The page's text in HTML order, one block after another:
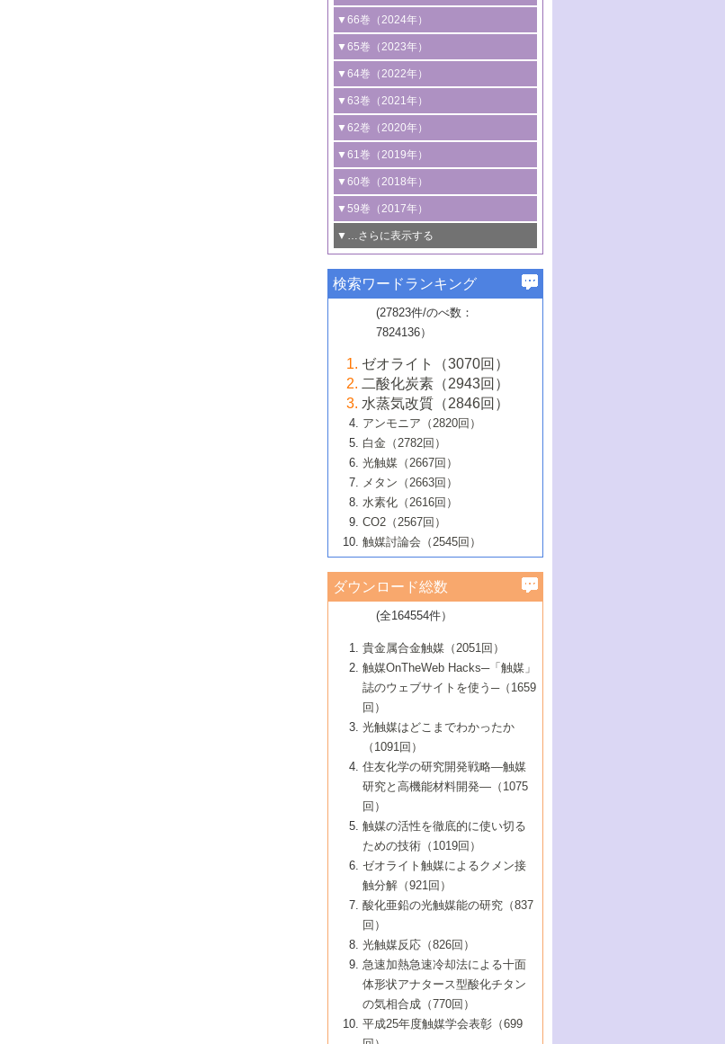
2号 コンピューター技術により加速する
触媒開発
3号 有機分子変換やCO 資源化のための
光触媒に関する最近の研究
B号 第137回触媒討論会（2026年）
1号 CO
水素化によるグリーン燃料/グリ
ーンケミカル製造
2号 水素製造のための水分解技術に関す
る最近の研究
3号 オレフィン系樹脂の精密合成に関す
る最新技術
4号 アルコール類の効率的変換を実現す
る非貴金属触媒の研究動向
5号 ゼオライトの合成と応用における研
究動向
6号 ヘテロ接合界面
B号 第135回触媒討論会（2025年）
▼66巻（2024年）
1号 低次元ナノ構造を有する触媒材料
2号 規制反応場を活用した固体触媒研究
の新展開
3号 未踏分子変換を目指した酸化触媒プ
ロセスの最前線
4号 シンクロトロン放射光および中性子
線を利用した触媒解析技術の最先端
5号 単原子触媒
6号 参照触媒委員会からのお知らせ
B号 第133回触媒討論会（2023年）
▼65巻（2023年）
1号 炭素が関わる触媒機能
2号 プラスチックケミカルリサイクルの
ための触媒技術
3号 非酸化物系金属化合物を基盤とした
触媒材料の開発
4号 格子酸素・格子酸素欠陥を利用した
触媒反応
5号 生体触媒によるエネルギー変換反応
6号 窒素とリンの循環のための触媒・機
能性材料
▼64巻（2022年）
1号 合成ガス製造とCOを用いるケミカル
ズ合成の最新動向
2号 化学品合成のための合金触媒開発
3号 CO の排出削減および有効活用のた
めの触媒技術
4号 若手による情報発信企画～とびたて
若き触媒の研究者たち～（1）
若き触媒の研究者たち～（2）
6号 石油のノーブル・ユースを志向した
触媒技術
大学：オンライン・対面開催）
▼63巻（2021年）
1号 金触媒の新展開
2号 ペロブスカイト
3号 特殊反応場を利用した触媒的分子変
換反応
4号 多孔質材料を用いた触媒の新展開
5号 情報学的手法を用いた触媒開発
6号 カーボンニュートラルに向けた電解
技術
B号 第127回触媒討論会（2021年・オン
ライン開催(Zoom)のみ）
▼62巻（2020年）
1号 触媒設計を拓く欠陥構造のキャラク
タリゼーション
2号 機能化学品製造に資するクリーンな
触媒的酸化反応
3号 水処理のための触媒化学
4号 光触媒を用いた水分解の最新の研究
動向
5号 次世代の触媒プロセスを支えるマイ
6号 メタン転換技術の最新動向
B号 第125回触媒討論会（2020年・工学
院大学）
▼61巻（2019年）
1号 物質移動制御に着目した触媒プロセ
ス開発
2号 CO2 フリー水素サプライチェーンに
関わる触媒開発動向
3号 精密高分子合成に関する最近の研究
動向
4号 バイオマス化成品製造のための触媒
5号 固体触媒による含窒素有機化合物変
換の最前線
6号 貴金属使用量低減に向けた自動車排
ガス浄化触媒の開発
B号 第123回触媒討論会（2019年・大阪
▼60巻（2018年）
1号 固体酸触媒の最新の研究動向
2号 二酸化炭素からの有用化学品合成
3号 ナノ粒子・クラスター触媒の最前線
4号 60周年記念企画
5号 進化するゼオライト合成技術
6号 非貴金属系触媒における電気化学的
B号 第121回触媒討論会（2018年・東京
大学）
▼59巻（2017年）
1号 いたるところに，触媒
最先端技術
3号 無機分離膜材料の開発と触媒反応プ
ロセスへの適用
5号 水素のふるまいを解き明かす最先端
研究
6号 低級アルカンの有効利用のための触
媒技術
B号 第119回触媒討論会（2017年・首都
大学東京）
▼…さらに表示する
1号 ユニークな構造の高分子を生み出す触
2号 リグニンからの化成品製造に向けた触
媒技術
3号 触媒研究の最先端～とびたて若き研究
者たち～（1）
4号 触媒研究の最先端～とびたて若き研究
者たち～（2）
5号 触媒研究の最先端～とびたて若き研究
者たち～（3）
6号 イオニクス材料と燃料電池・電解合成
の最新の研究動向
B号 第117回触媒討論会（2016年・大阪府
立大学）
▼57巻（2015年）
1号 水素キャリアにかかわる触媒技術の新
2号 石油精製用触媒の最近の進展
3号 固体酸化物形燃料電池（SOFC）におけ
るアノード触媒上での燃料直接改質技術
4号 コアシェル構造の制御による触媒機能
5号 工業触媒およびその周辺技術の最近の
進歩
6号 ナノシート
B号 第115回触媒討論会（2015年・成蹊大
▼56巻（2014年）
2号 光触媒反応機構に関する最新の研究動
向
開発動向
4号 人工光合成に向けた近年のアプローチ
5号 未利用熱エネルギーの有効活用に貢献
する触媒技術
6号 ポリオキソメタレート
B号 第113回触媒討論会（2014年・ロワジ
ールホテル豊橋）
1号 高耐久性燃料電池システム用触媒にお
ける新展開
2号 リビングラジカル重合の最近の動向
3号 天然ガスの化学工業的展開に関する触
媒技術
4号 貴金属触媒の精密構造制御とその活用
5号 バイオマス化成品製造のための固体触
6号 ナノ空間─吸着状態解析から新機能開拓
B号 第111回触媒討論会（2013年・関西大
▼54巻（2012年）
1号 規則性多孔体の利用技術における最近
の進歩
2号 第109回触媒討論会
3号 貴金属低減技術の最新動向
4号 貴金属代替技術の最新動向
5号 光触媒による物質変換反応の新展開
6号 グラフェン
7号 水素を利用する化成品合成の新潮流
▼53巻（2011年）
1号 金属学から見る合金触媒の新展開
2号 第107回触媒討論会
3号 触媒のその場観察法の進歩（１）
4号 触媒のその場観察法の進歩（２）
5号 不活性結合の触媒的活性化による有機
合成
6号 新しい固体酸触媒技術
7号 ゼオライト合成における最近の進歩
▼52巻（2010年）
1号 触媒の劣化対策と長寿命触媒開発
2号 第105回触媒討論会
3号 ナノ構造が拓く新機能
4号 活性サイトおよびその環境の精密な設
計による触媒の高機能化
5号 触媒を有効に使うための技術
7号 有機分子触媒による精密有機合成
8号 高機能化ポリオレフィンに向けた重合
触媒の最近の進展
1号 炭素材料－熱い注目を集める材料－
2号 第103回触媒討論会
3号 環境浄化用光触媒の現状と課題
4号 水素社会の実現に向けた水素製造・貯
蔵技術の進歩
5号 CO2が関わる触媒・材料
7号 持続可能社会実現のための触媒および
触媒関連技術
▼50巻（2008年）
1号 触媒化学と学会のこの10年，半世紀，
そして未来
2号 第101回触媒討論会
4号 錯体を利用したユニークな表面構造の
構築と機能
5号 若手会員による触媒研究の未来展望1：
企業編
6号 第102回触媒討論会
7号 触媒・化学反応における計算化学の進
8号 若手研究者による触媒研究の未来展望
2：大学・研究所編
▼49巻（2007年）
1号 含フッ素化合物の合成と触媒
2号 第99回触媒討論会
3号 実用的ファインケミカル合成プロセス
を実現する触媒
5号 こんな物質，あんな物質―新たな触媒
の可能性―
7号 『結晶の化学』を活かした触媒研究
8号 イオン液体の応用
▼48巻（2006年）
1号 固体酸触媒の最近の進歩
2号 第97回触媒討論会
3号 リビング重合触媒の最近の展開
5号 水素製造・貯蔵のための触媒技術の新
しい展開
6号 第98回触媒討論会
7号 基礎化学品製造の触媒技術
8号 多機能型リアクター
1号 最近の触媒担体とその効果
2号 第95回触媒討論会
4号 水分解用光触媒材料
5号 時間分解分光の進歩と応用
6号 第96回触媒討論会
8号 超臨界流体を用いた化学プロセスの新
▼46巻（2004年）
1号 部分酸化反応触媒の最前線
2号 第93回触媒討論会
3号 特殊エネルギー場の触媒反応
4号 生体内における金属の触媒作用
5号 ファインケミカルズの展開に寄与する
6号 第94回触媒討論会
7号 サブナノレベルでみた新しい表面現象
8号 オレフィン重合触媒の新たな展
▼45巻（2003年）
1号 なぜこの触媒が良いのか？
2号 第91回触媒討論会
3号 最近の自動車排ガス処理技術
4号 触媒研究の現状と将来─第90回触媒討論
5号 基礎化学品製造の触媒技術
6号 第92回触媒討論会
7号 基礎化学品製造の触媒技術
8号 資源の循環と触媒技術
▼44巻（2002年）
1号 高次制御された触媒の化学
2号 第89回触媒討論会
3号 触媒を利用した電気化学の新展開
4号 ナノ材料の調製と機能化
5号 こんな触媒が欲しい
6号 第90回触媒討論会
7号 触媒研究と学術雑誌/情報
8号 若い世代からみた触媒化学の現状と未
▼43巻（2001年）
1号 グリーンケミストリーと触媒
2号 第87回触媒討論会特集号
3号 生体触媒とバイオプロセス
4号 水素製造・利用の触媒化学
5号 触媒研究における新しい切り口：コン
ビナトリアルケミストリー
6号 第88回触媒討論会特集号
7号 企業における触媒研究のブレークスル
8号 この材料を触媒として使ってみません
▼42巻（2000年）
1号 触媒反応工学の明日を拓く
2号 第85回触媒討論会
3号 反応ダイナミクス
5号 触媒のおもしろさをどのように伝える
6号 第86回触媒討論会
7号 水素化精製触媒の新しい展開
8号 新しい反応性と機能性を目指した金属
クラスタ-化学
▼41巻（1999年）
1号 孔、穴、あな?-特異な空間とその利用-
2号 第83回触媒討論会
3号 均一系触媒反応最前線
4号 実用炭素材料の新展開
5号 研究の方法論を考える
7号 機能性金属材料と触媒
8号 触媒研究へのNMRの応用と展望
▼40巻（1998年）
進展と21世紀への提言/創立40周年記念・触
媒学会この10年の歩みとこれから/創立40周
2号 第81回触媒討論会
3号 計算機触媒化学へのさそい
4号 触媒劣化の制御と予測
5号 最新の実用プロセスと触媒
6号 第82回触媒討論会
7号 ナノ構造体の化学
8号 あの反応は今
1号 均一系と不均一系触媒反応-その特徴と
接点
2号 第79回触媒討論会
3号 最新NO除去触媒の実用化研究
4号 新しい反応場を目指した触媒調製
5号 反応・分離技術の新しい展開
6号 第80回触媒討論会
8号 AFMでみる世界
▼38巻（1996年）
1号 触媒の構造と触媒作用/C1化学を中心と
する21世紀への触媒
3号 オリンピックメダル:金・銀・銅はどん
な触媒作用を示すか
4号 触媒作用における機能の複合化
5号 未来を拓け！若手研究者
6号 第78回触媒討論会
7号 ダイナミックな領域への触媒研究の展
開/C1化学を中心とする21世紀への触媒
▼37巻（1995年）
1号 ファインケミカルズと固体触媒
2号 第75回触媒討論会
3号 希土類を利用した触媒
4号 触媒とリサイクル
5号 エネルギー変換触媒
6号 第76回触媒討論会
7号 表面吸着相の新しい展開
8号 マイクロポーラス・クリスタル触媒の
▼36巻（1994年）
1号 電気化学と触媒
2号 第73回触媒討論会
3号 C4化学の展開
4号 《通常号》
5号 《通常号》
6号 第74回触媒討論会
▼35巻（1993年）
1号 工業触媒開発マニュアル―探索から工
業化まで
2号 第71回触媒討論会
3号 研究開発のうらおもて―着想と展開
4号 触媒劣化と寿命の予測
5号 環境に優しい触媒
▼34巻（1992年）
1号 インパクトを与えたこの研究
2号 第69回触媒討論会
3号 ケミカルズ合成触媒―新しい展開と応
▼33巻（1991年）
1号 触媒プロセス開発マニュアル―探索か
ら工業化まで，知っておきたいこと PartII
2号 第67回触媒討論会
▼32巻（1990年）
1号 21世紀に向けて触媒研究の飛躍をめざ
す―触媒化学の裾野を広げよう
2号 第65回触媒討論会
▼31巻（1989年）
1号 情報科学と反応設計・材料設計
▼30巻（1988年）
検索ワードランキング
(27823件/のべ数：
7824136）
ゼオライト（3070回）
二酸化炭素（2943回）
水蒸気改質（2846回）
アンモニア（2820回）
白金（2782回）
光触媒（2667回）
メタン（2663回）
水素化（2616回）
CO2（2567回）
触媒討論会（2545回）
ダウンロード総数
(全164554件）
貴金属合金触媒（2051回）
触媒OnTheWeb Hacks─「触媒」
誌のウェブサイトを使う─（1659
回）
光触媒はどこまでわかったか
（1091回）
住友化学の研究開発戦略―触媒
研究と高機能材料開発―（1075
回）
触媒の活性を徹底的に使い切る
ための技術（1019回）
ゼオライト触媒によるクメン接
触分解（921回）
酸化亜鉛の光触媒能の研究（837
回）
光触媒反応（826回）
急速加熱急速冷却法による十面
体形状アナタース型酸化チタン
の気相合成（770回）
平成25年度触媒学会表彰（699